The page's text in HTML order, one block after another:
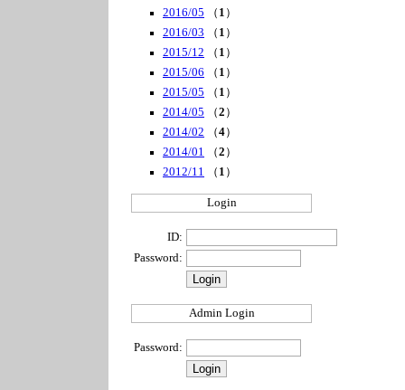
2016/05 （ 1 ）
2016/03 （ 1 ）
2015/12 （ 1 ）
2015/06 （ 1 ）
2015/05 （ 1 ）
2014/05 （2 ）
2014/02 （4）
2014/01 （2 ）
2012/11 （ 1 ）
Login
ID:
Password:
Admin Login
Password: